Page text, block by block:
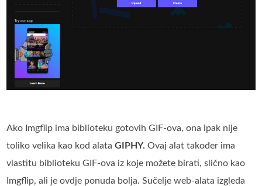
Ako Imgflip ima biblioteku gotovih GIF-ova, ona ipak nije
toliko velika kao kod alataGIPHY. Ovaj alat također ima
vlastitu biblioteku GIF-ova iz koje možete birati, slično kao
Imgflip, ali je ovdje ponuda bolja. Sučelje web-alata izgleda